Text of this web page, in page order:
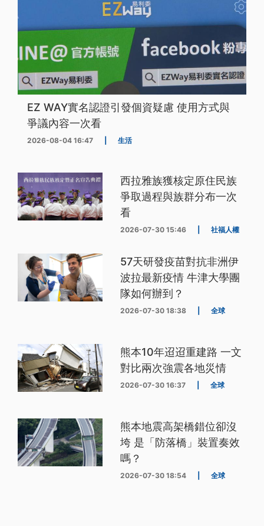
EZ WAY實名認證引發個資疑慮 使用方式與
爭議內容一次看
2026-08-04 16:47 生活
西拉雅族獲核定原住民族
爭取過程與族群分布一次
看
2026-07-30 15:46 社福人權
57天研發疫苗對抗非洲伊
波拉最新疫情 牛津大學團
隊如何辦到？
2026-07-30 18:38 全球
熊本10年迢迢重建路 一文
對比兩次強震各地災情
2026-07-30 16:37 全球
熊本地震高架橋錯位卻沒
垮 是「防落橋」裝置奏效
嗎？
2026-07-30 18:54 全球